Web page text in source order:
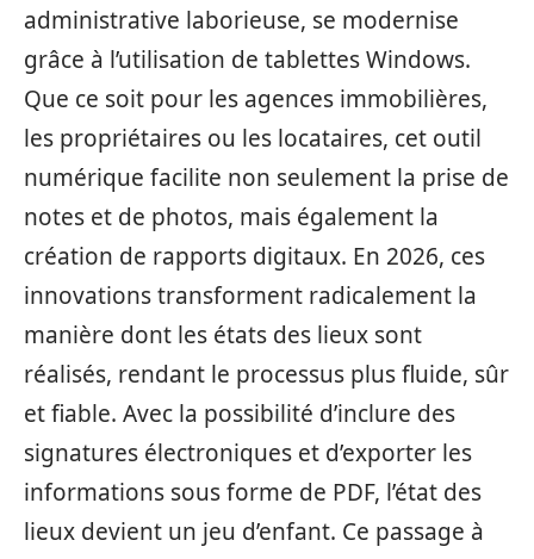
administrative laborieuse, se modernise
grâce à l’utilisation de tablettes Windows.
Que ce soit pour les agences immobilières,
les propriétaires ou les locataires, cet outil
numérique facilite non seulement la prise de
notes et de photos, mais également la
création de rapports digitaux. En 2026, ces
innovations transforment radicalement la
manière dont les états des lieux sont
réalisés, rendant le processus plus fluide, sûr
et fiable. Avec la possibilité d’inclure des
signatures électroniques et d’exporter les
informations sous forme de PDF, l’état des
lieux devient un jeu d’enfant. Ce passage à